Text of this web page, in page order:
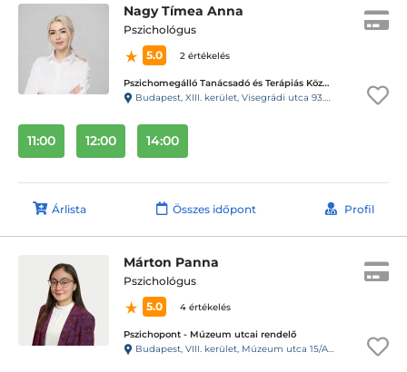
Nagy Tímea Anna
Pszichológus
5.0
2 értékelés
Pszichomegálló Tanácsadó és Terápiás Központ - Visegrádi utca
Budapest, XIII. kerület, Visegrádi utca 93.C. fszt3.
11:00 12:00 14:00
Árlista Összes időpont Profil
Márton Panna
Pszichológus
5.0
4 értékelés
Pszichopont - Múzeum utcai rendelő
Budapest, VIII. kerület, Múzeum utca 15/A. Fsz/1. ajtó (11-es kapucsengő)